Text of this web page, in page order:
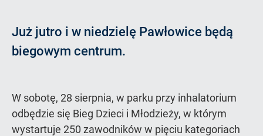
Już jutro i w niedzielę Pawłowice będą
biegowym centrum.
W sobotę, 28 sierpnia, w parku przy inhalatorium
odbędzie się Bieg Dzieci i Młodzieży, w którym
wystartuje 250 zawodników w pięciu kategoriach